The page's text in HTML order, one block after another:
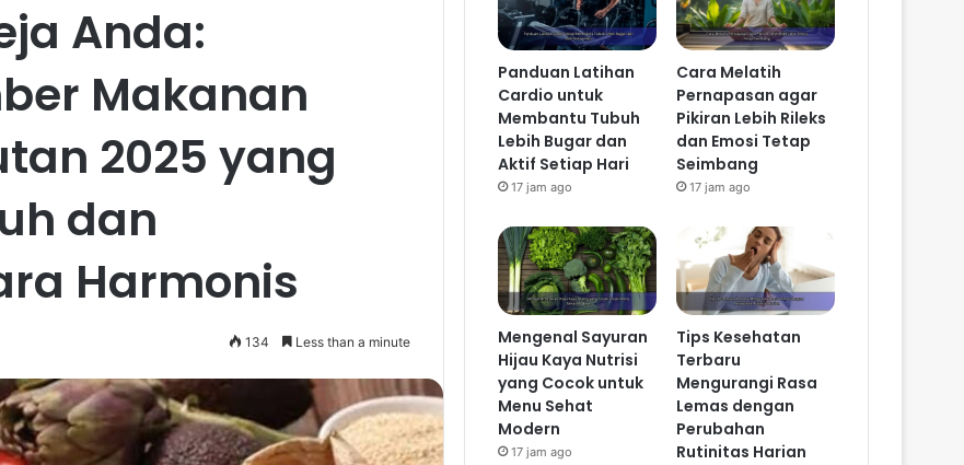
Anda:
Makanan
2025 yang
dan
Harmonis
134 Less than a minute
Panduan Latihan
Cardio untuk
Membantu Tubuh
Lebih Bugar dan
Aktif Setiap Hari
17 jam ago
Cara Melatih
Pernapasan agar
Pikiran Lebih Rileks
dan Emosi Tetap
Seimbang
17 jam ago
Mengenal Sayuran
Hijau Kaya Nutrisi
yang Cocok untuk
Menu Sehat
Modern
17 jam ago
Tips Kesehatan
Terbaru
Mengurangi Rasa
Lemas dengan
Perubahan
Rutinitas Harian